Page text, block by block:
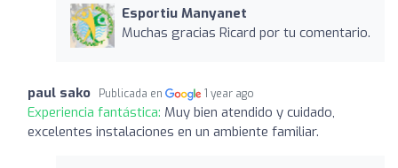
Esportiu Manyanet
Muchas gracias Ricard por tu comentario.
paul sako Publicada en 1 year ago
Experiencia fantástica: Muy bien atendido y cuidado,
excelentes instalaciones en un ambiente familiar.